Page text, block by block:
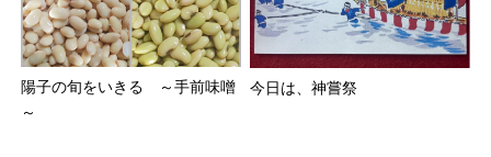
陽子の旬をいきる ～手前味噌
～
今日は、神嘗祭